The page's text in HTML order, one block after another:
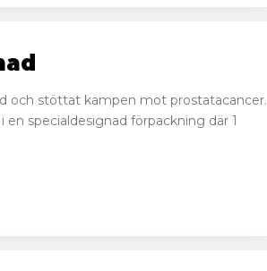
och stöttat kampen mot prostatacancer.
specialdesignad förpackning där 1